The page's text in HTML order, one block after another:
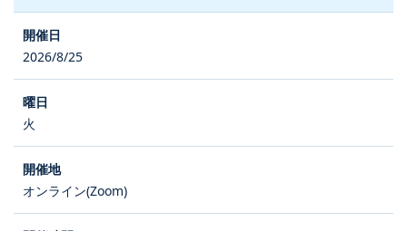
2026/8/25
火
オンライン(Zoom)